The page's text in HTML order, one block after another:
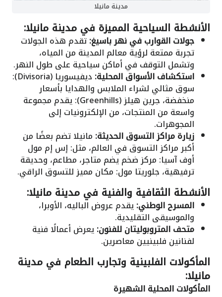
مدينة مانيلا
الأنشطة السياحية المميزة في مدينة مانيلا:
جولات القوارب في نهر باسيغ:تقدم هذه الجولات
تجربة ممتعة لرؤية معالم المدينة من المياه،
وتشمل التوقف في أماكن سياحية على طول النهر.
استكشاف الأسواق المحلية: ديفيسوريا (Divisoria):
سوق مثالي لشراء الملابس والهدايا بأسعار
منخفضة، جرين هيلز (Greenhills): يقدم مجموعة
واسعة من المنتجات، من الإلكترونيات إلى
المجوهرات.
زيارة مراكز التسوق الحديثة: مانيلا تضم بعضًا من
أكبر مراكز التسوق في العالم، مثل: إس إم مول
أوف آسيا: مركز ضخم يضم متاجر، مطاعم، وحديقة
ترفيهية، جلوريتا مول: مكان مميز للتسوق الراقي.
الأنشطة الثقافية والفنية في مدينة مانيلا:
المسرح الوطني:يقدم عروض الباليه، الأوبرا،
والموسيقى التقليدية.
متحف المتروبوليتان للفنون:يعرض أعمالًا فنية
لفنانين فلبينيين معاصرين.
المأكولات الفلبينية وتجارب الطعام في مدينة
مانيلا:
المأكولات المحلية الشهيرة